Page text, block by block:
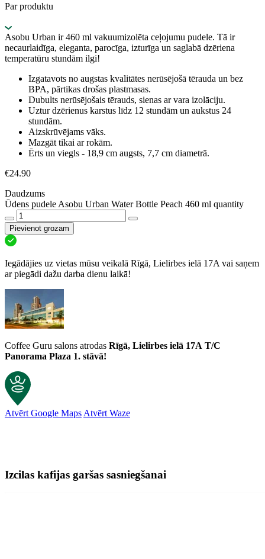
Par produktu
Asobu Urban ir 460 ml vakuumizolēta ceļojumu pudele. Tā ir
necaurlaidīga, eleganta, parocīga, izturīga un saglabā dzēriena
temperatūru stundām ilgi!
Izgatavots no augstas kvalitātes nerūsējošā tērauda un bez
BPA, pārtikas drošas plastmasas.
Dubults nerūsējošais tērauds, sienas ar vara izolāciju.
Uztur dzērienus karstus līdz 12 stundām un aukstus 24
stundām.
Aizskrūvējams vāks.
Mazgāt tikai ar rokām.
Ērts un viegls - 18,9 cm augsts, 7,7 cm diametrā.
€24.90
Daudzums
Ūdens pudele Asobu Urban Water Bottle Peach 460 ml quantity
Pievienot grozam
Iegādājies uz vietas mūsu veikalā Rīgā, Lielirbes ielā 17A vai saņem
ar piegādi dažu darba dienu laikā!
Coffee Guru salons atrodas Rīgā, Lielirbes ielā 17A T/C
Panorama Plaza 1. stāvā!
Atvērt Google Maps Atvērt Waze
Izcilas kafijas garšas sasniegšanai